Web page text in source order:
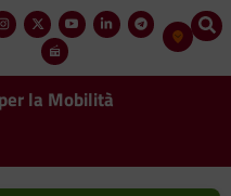
la Mobilità